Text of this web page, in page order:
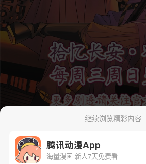
继续浏览精彩内容
腾讯动漫App
海量漫画 新人7天免费看